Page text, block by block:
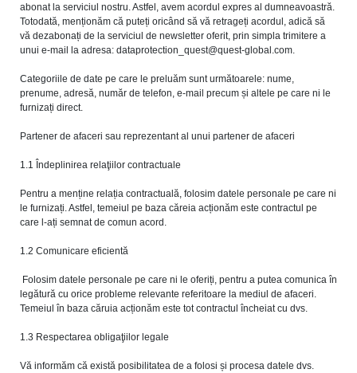
abonat la serviciul nostru. Astfel, avem acordul expres al dumneavoastră.
Totodată, menționăm că puteți oricând să vă retrageți acordul, adică să
vă dezabonați de la serviciul de newsletter oferit, prin simpla trimitere a
unui e-mail la adresa: dataprotection_quest@quest-global.com.
Categoriile de date pe care le preluăm sunt următoarele: nume,
prenume, adresă, număr de telefon, e-mail precum și altele pe care ni le
furnizați direct.
Partener de afaceri sau reprezentant al unui partener de afaceri
1.1 Îndeplinirea relaţiilor contractuale
Pentru a menține relația contractuală, folosim datele personale pe care ni
le furnizați. Astfel, temeiul pe baza căreia acționăm este contractul pe
care l-ați semnat de comun acord.
1.2 Comunicare eficientă
Folosim datele personale pe care ni le oferiți, pentru a putea comunica în
legătură cu orice probleme relevante referitoare la mediul de afaceri.
Temeiul în baza căruia acționăm este tot contractul încheiat cu dvs.
1.3 Respectarea obligaţiilor legale
Vă informăm că există posibilitatea de a folosi și procesa datele dvs.